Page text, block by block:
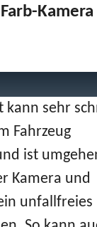
Kamera
kann sehr
Fahrzeug
ist
Kamera und
unfallfreies